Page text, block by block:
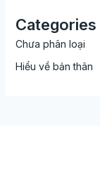
Categories
Chưa phân loại
Hiểu về bản thân